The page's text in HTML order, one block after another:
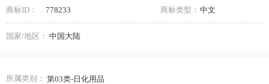
商标ID： 778233 商标类型： 中文
国家/地区： 中国大陆
所属类别： 第03类-日化用品